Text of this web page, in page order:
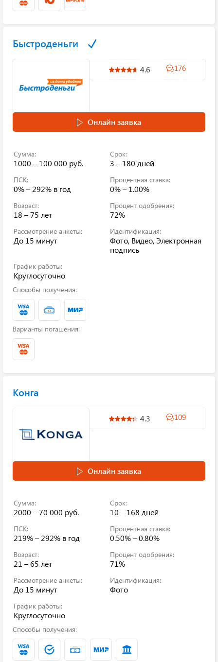
Быстроденьги
4.6 176
Онлайн заявка
Сумма:
1000 – 100 000 руб.
Срок:
3 – 180 дней
ПСК:
0% – 292% в год
Процентная ставка:
0% – 1.00%
Возраст:
18 – 75 лет
Процент одобрения:
72%
Рассмотрение анкеты:
До 15 минут
Идентификация:
Фото, Видео, Электронная
подпись
График работы:
Круглосуточно
Способы получения:
Варианты погашения:
Конга
4.3 109
Онлайн заявка
Сумма:
2000 – 70 000 руб.
Срок:
10 – 168 дней
ПСК:
219% – 292% в год
Процентная ставка:
0.50% – 0.80%
Возраст:
21 – 65 лет
Процент одобрения:
71%
Рассмотрение анкеты:
До 15 минут
Идентификация:
Фото
График работы:
Круглосуточно
Способы получения: